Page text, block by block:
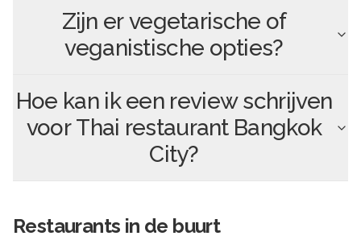
Zijn er vegetarische of
veganistische opties?
Hoe kan ik een review schrijven
voorThai restaurant Bangkok
City?
Restaurants in de buurt